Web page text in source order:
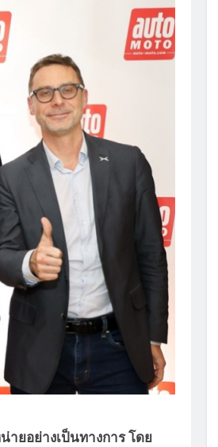
ายอย่างเป็นทางการ โดย